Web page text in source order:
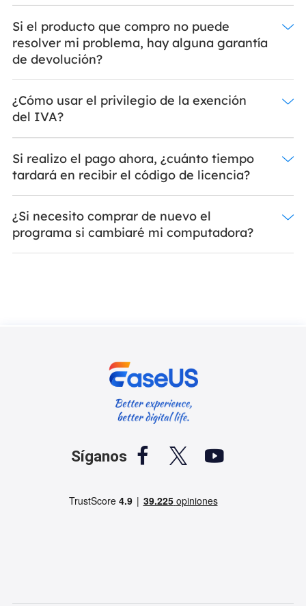
Si el producto que compro no puede
resolver mi problema, hay alguna garantía
de devolución?
¿Cómo usar el privilegio de la exención
del IVA?
Si realizo el pago ahora, ¿cuánto tiempo
tardará en recibir el código de licencia?
¿Si necesito comprar de nuevo el
programa si cambiaré mi computadora?
Síganos   